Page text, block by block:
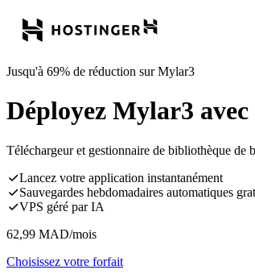
Jusqu'à 69% de réduction sur Mylar3
Déployez Mylar3
Téléchargeur et gestionnaire de bibliothèque de
Lancez votre application instantanément
Sauvegardes hebdomadaires automatiques
VPS géré par IA
62,99 MAD/mois
Choisissez votre forfait